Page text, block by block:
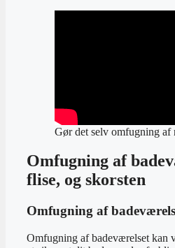
Gør det selv omfugning
Omfugning af
flise, og skorsten
Omfugning af
Omfugning af badeværelset kan